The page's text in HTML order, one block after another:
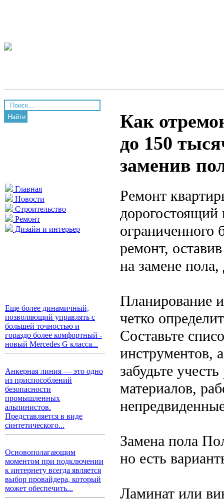
Найти
Главная
Новости
Строительство
Ремонт
Дизайн и интерьер
Еще более динамичный,
позволяющий управлять с
большей точностью и
гораздо более комфортный -
новый Mercedes G класса...
Анкерная линия — это одно
из приспособлений
безопасности
промышленных
альпинистов.
Представляется в виде
синтетического...
Основополагающим
моментом при подключении
к интернету всегда является
выбор провайдера, который
может обеспечить...
Как
до 150
заменив
Ремонт
ограниченного
ремонт,
на замене
Планирование
четко
Составьте
инструментов,
забудьте
материалов,
Замена пола
но есть
Ламинат или